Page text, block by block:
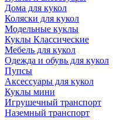
Дома для кукол
Коляски для кукол
Модельные куклы
Куклы Классические
Мебель для кукол
Одежда и обувь для кукол
Пупсы
Аксессуары для кукол
Куклы мини
Игрушечный транспорт
Наземный транспорт